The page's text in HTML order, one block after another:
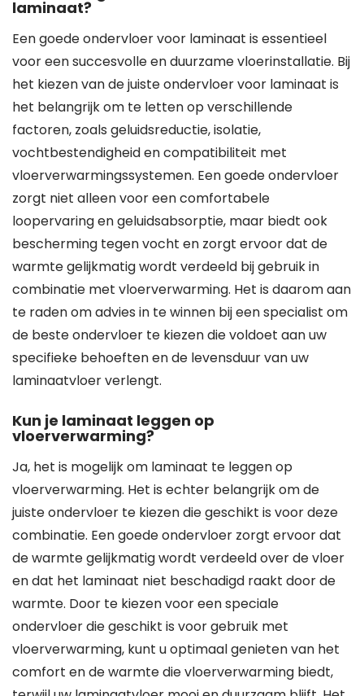
laminaat?
Een goede ondervloer voor laminaat is essentieel
voor een succesvolle en duurzame vloerinstallatie. Bij
het kiezen van de juiste ondervloer voor laminaat is
het belangrijk om te letten op verschillende
factoren, zoals geluidsreductie, isolatie,
vochtbestendigheid en compatibiliteit met
vloerverwarmingssystemen. Een goede ondervloer
zorgt niet alleen voor een comfortabele
loopervaring en geluidsabsorptie, maar biedt ook
bescherming tegen vocht en zorgt ervoor dat de
warmte gelijkmatig wordt verdeeld bij gebruik in
combinatie met vloerverwarming. Het is daarom aan
te raden om advies in te winnen bij een specialist om
de beste ondervloer te kiezen die voldoet aan uw
specifieke behoeften en de levensduur van uw
laminaatvloer verlengt.
Kun je laminaat leggen op
vloerverwarming?
Ja, het is mogelijk om laminaat te leggen op
vloerverwarming. Het is echter belangrijk om de
juiste ondervloer te kiezen die geschikt is voor deze
combinatie. Een goede ondervloer zorgt ervoor dat
de warmte gelijkmatig wordt verdeeld over de vloer
en dat het laminaat niet beschadigd raakt door de
warmte. Door te kiezen voor een speciale
ondervloer die geschikt is voor gebruik met
vloerverwarming, kunt u optimaal genieten van het
comfort en de warmte die vloerverwarming biedt,